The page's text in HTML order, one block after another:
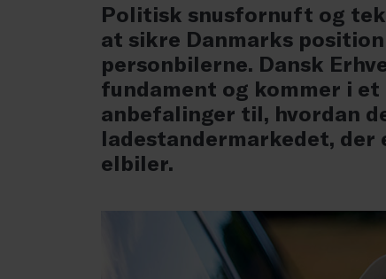
Politisk snusfornuft og
at sikre Danmarks
personbilerne. Dansk
fundament og kommer i
anbefalinger til, hvordan
ladestandermarkedet,
elbiler.